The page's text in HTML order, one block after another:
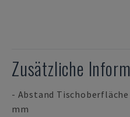
Zusätzliche
- Abstand Tischoberfläche
mm